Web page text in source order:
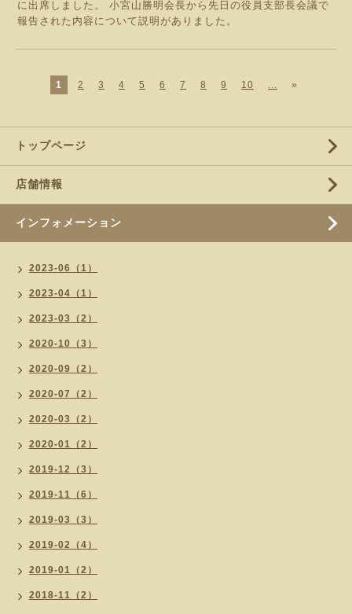
に出席しました。 小宮山勝明会長から先日の役員支部長会議で
報告された内容について説明がありました。
1 2 3 4 5 6 7 8 9 10 ... »
トップページ
店舗情報
インフォメーション
2023-06（1）
2023-04（1）
2023-03（2）
2020-10（3）
2020-09（2）
2020-07（2）
2020-03（2）
2020-01（2）
2019-12（3）
2019-11（6）
2019-03（3）
2019-02（4）
2019-01（2）
2018-11（2）